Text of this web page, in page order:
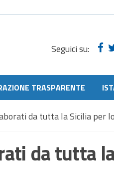
Seguici su:
TRASPARENTE
da tutta la Sicilia per
da tutta